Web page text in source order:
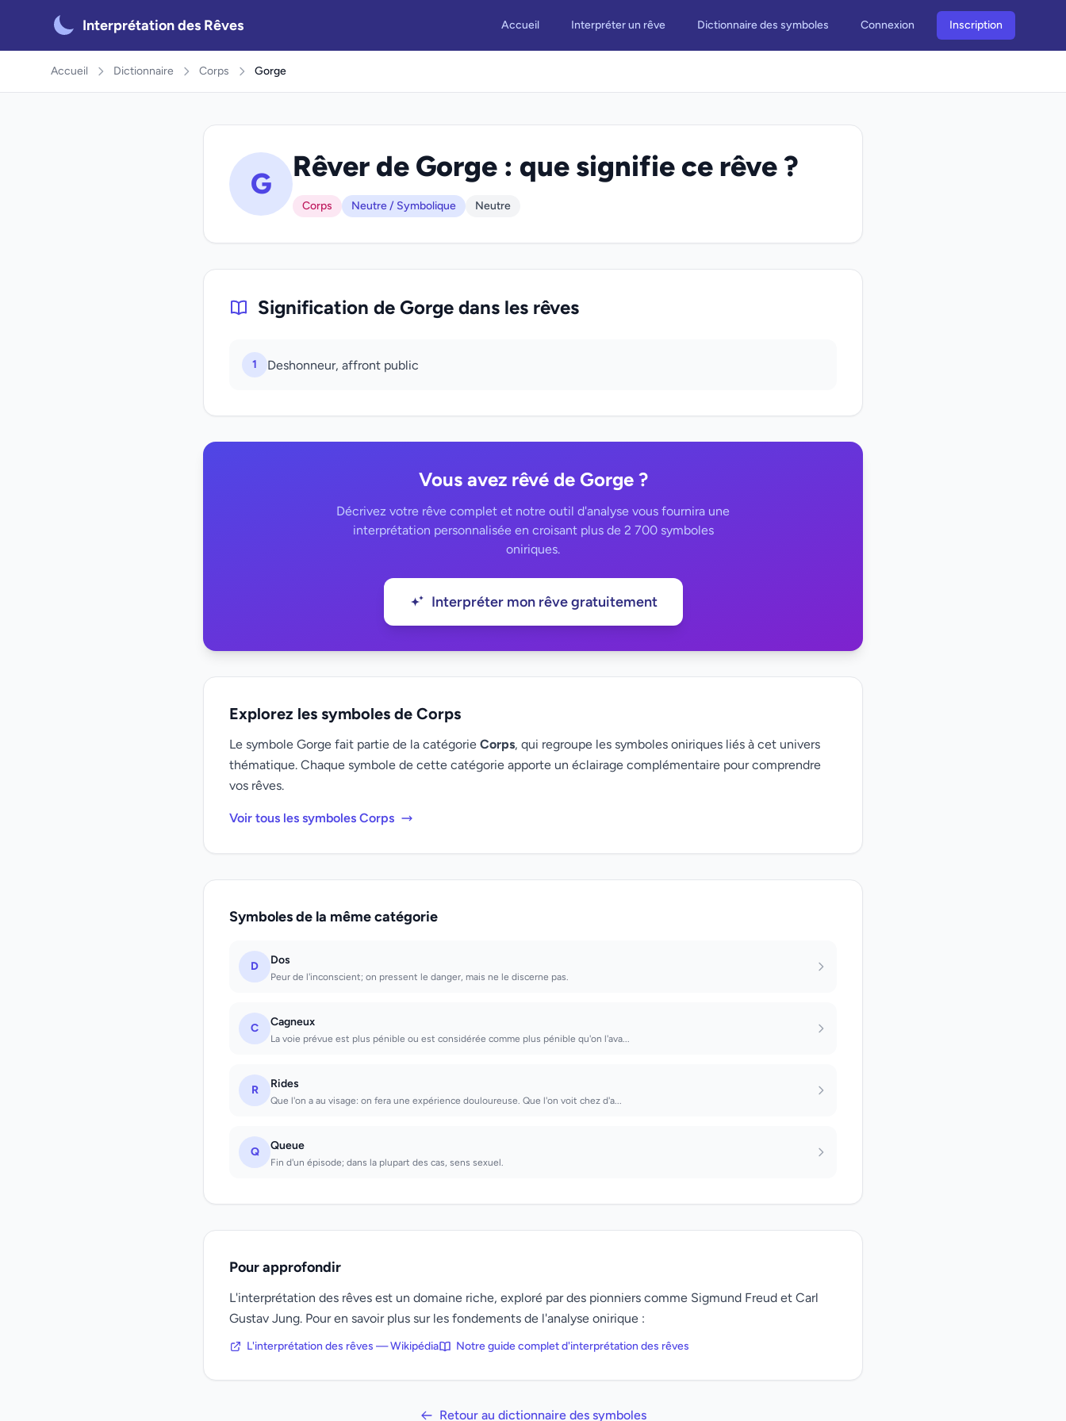
Interprétation des Rêves Accueil Interpréter un rêve Dictionnaire des symboles Connexion Inscription
Accueil Dictionnaire Corps Gorge
G
Rêver de Gorge : que signifie ce rêve ?
Corps Neutre / Symbolique Neutre
Signification de Gorge dans les rêves
1 Deshonneur, affront public
Vous avez rêvé de Gorge ?
Décrivez votre rêve complet et notre outil d'analyse vous fournira une
interprétation personnalisée en croisant plus de 2 700 symboles
oniriques.
Interpréter mon rêve gratuitement
Explorez les symboles de Corps
Le symbole Gorge fait partie de la catégorie Corps, qui regroupe les symboles oniriques liés à cet univers
thématique. Chaque symbole de cette catégorie apporte un éclairage complémentaire pour comprendre
vos rêves.
Voir tous les symboles Corps
Symboles de la même catégorie
D Dos
Peur de l'inconscient; on pressent le danger, mais ne le discerne pas.
C Cagneux
La voie prévue est plus pénible ou est considérée comme plus pénible qu'on l'ava...
R Rides
Que l'on a au visage: on fera une expérience douloureuse. Que l'on voit chez d'a...
Q Queue
Fin d'un épisode; dans la plupart des cas, sens sexuel.
Pour approfondir
L'interprétation des rêves est un domaine riche, exploré par des pionniers comme Sigmund Freud et Carl
Gustav Jung. Pour en savoir plus sur les fondements de l'analyse onirique :
L'interprétation des rêves — Wikipédia Notre guide complet d'interprétation des rêves
Retour au dictionnaire des symboles